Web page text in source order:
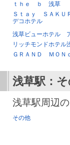
ｔｈｅ ｂ 浅草
Ｓｔａｙ ＳＡＫ
デコホテル
浅草ビューホテル
リッチモンドホテル
ＧＲＡＮＤ ＭＯＮ
浅草駅 ：
浅草駅周辺
その他